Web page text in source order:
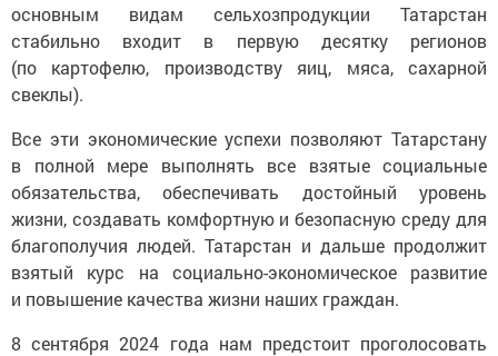
основным видам сельхозпродукции Татарстан
стабильно входит в первую десятку регионов
(по картофелю, производству яиц, мяса, сахарной
свеклы).
Все эти экономические успехи позволяют Татарстану
в полной мере выполнять все взятые социальные
обязательства, обеспечивать достойный уровень
жизни, создавать комфортную и безопасную среду для
благополучия людей. Татарстан и дальше продолжит
взятый курс на социально-экономическое развитие
и повышение качества жизни наших граждан.
8 сентября 2024 года нам предстоит проголосовать